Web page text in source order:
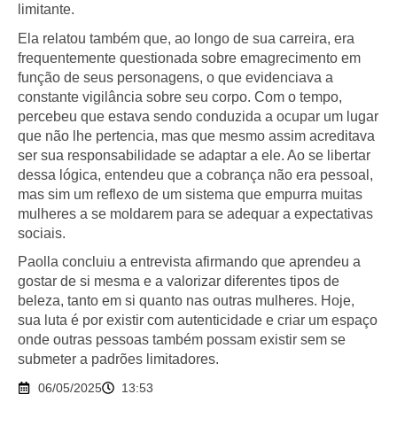
limitante.
Ela relatou também que, ao longo de sua carreira, era
frequentemente questionada sobre emagrecimento em
função de seus personagens, o que evidenciava a
constante vigilância sobre seu corpo. Com o tempo,
percebeu que estava sendo conduzida a ocupar um lugar
que não lhe pertencia, mas que mesmo assim acreditava
ser sua responsabilidade se adaptar a ele. Ao se libertar
dessa lógica, entendeu que a cobrança não era pessoal,
mas sim um reflexo de um sistema que empurra muitas
mulheres a se moldarem para se adequar a expectativas
sociais.
Paolla concluiu a entrevista afirmando que aprendeu a
gostar de si mesma e a valorizar diferentes tipos de
beleza, tanto em si quanto nas outras mulheres. Hoje,
sua luta é por existir com autenticidade e criar um espaço
onde outras pessoas também possam existir sem se
submeter a padrões limitadores.
06/05/2025 13:53